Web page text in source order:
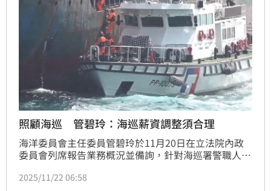
照顧海巡 管碧玲：海巡薪資調整須合理
海洋委員會主任委員管碧玲於11月20日在立法院內政
委員會列席報告業務概況並備詢，針對海巡署警職人員
屬於高度人事行政專業課題，必須導入人事行政專業研
2025/11/22 06:58